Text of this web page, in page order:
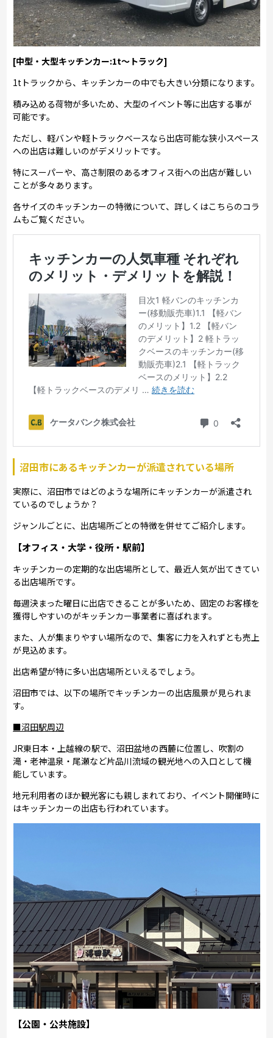
[中型・大型キッチンカー:1t～トラック]
1tトラックから、キッチンカーの中でも大きい分類になります。
積み込める荷物が多いため、大型のイベント等に出店する事が
可能です。
ただし、軽バンや軽トラックベースなら出店可能な狭小スペース
への出店は難しいのがデメリットです。
特にスーパーや、高さ制限のあるオフィス街への出店が難しい
ことが多々あります。
各サイズのキッチンカーの特徴について、詳しくはこちらのコラ
ムもご覧ください。
沼田市にあるキッチンカーが派遣されている場所
実際に、沼田市ではどのような場所にキッチンカーが派遣され
ているのでしょうか？
ジャンルごとに、出店場所ごとの特徴を併せてご紹介します。
【オフィス・大学・役所・駅前】
キッチンカーの定期的な出店場所として、最近人気が出てきてい
る出店場所です。
毎週決まった曜日に出店できることが多いため、固定のお客様を
獲得しやすいのがキッチンカー事業者に喜ばれます。
また、人が集まりやすい場所なので、集客に力を入れずとも売上
が見込めます。
出店希望が特に多い出店場所といえるでしょう。
沼田市では、以下の場所でキッチンカーの出店風景が見られま
す。
■沼田駅周辺
JR東日本・上越線の駅で、沼田盆地の西麓に位置し、吹割の
滝・老神温泉・尾瀬など片品川流域の観光地への入口として機
能しています。
地元利用者のほか観光客にも親しまれており、イベント開催時に
はキッチンカーの出店も行われています。
【公園・公共施設】